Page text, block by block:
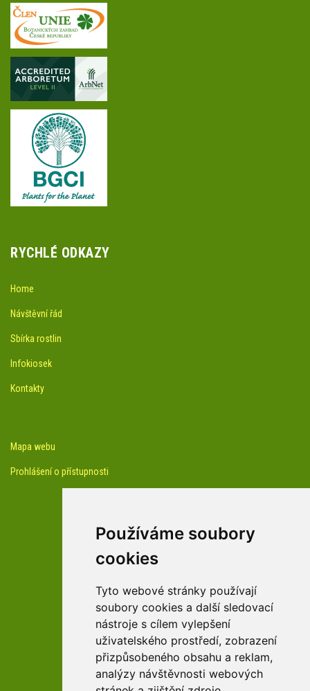
Používáme soubory
cookies
Tyto webové stránky používají
soubory cookies a další sledovací
nástroje s cílem vylepšení
uživatelského prostředí, zobrazení
přizpůsobeného obsahu a reklam,
analýzy návštěvnosti webových
RYCHLÉ ODKAZY
Home
Návštěvní řád
Sbírka rostlin
Infokiosek
Kontakty
Mapa webu
Prohlášení o přístupnosti
Youtube kanál arboreta